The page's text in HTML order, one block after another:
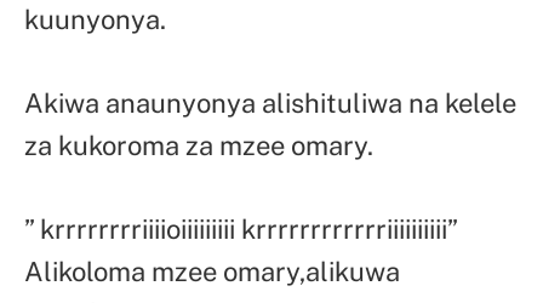
kuunyonya.
Akiwa anaunyonya alishituliwa na kelele
za kukoroma za mzee omary.
” krrrrrrrriiiioiiiiiiiii krrrrrrrrrrrriiiiiiiiii”
Alikoloma mzee omary,alikuwa